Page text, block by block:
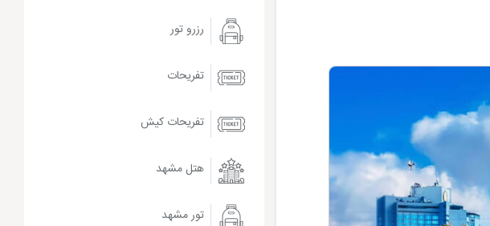
رزرو تور
تفریحات
تفریحات کیش
هتل مشهد
تور مشهد